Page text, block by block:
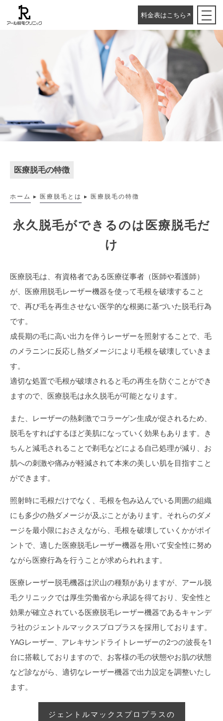
料金表はこちら
医療脱毛の特徴
ホーム ▸ 医療脱毛とは ▸ 医療脱毛の特徴
永久脱毛ができるのは医療脱毛だ
け
医療脱毛は、有資格者である医療従事者（医師や看護師）
が、医療用脱毛レーザー機器を使って毛根を破壊すること
で、再び毛を再生させない医学的な根拠に基づいた脱毛行為
です。
成長期の毛に高い出力を伴うレーザーを照射することで、毛
のメラニンに反応し熱ダメージにより毛根を破壊していきま
す。
適切な処置で毛根が破壊されると毛の再生を防ぐことができ
ますので、医療脱毛は永久脱毛が可能となります。
また、レーザーの熱刺激でコラーゲン生成が促されるため、
脱毛をすればするほど美肌になっていく効果もあります。き
ちんと減毛されることで剃毛などによる自己処理が減り、お
肌への刺激や痛みが軽減されて本来の美しい肌を目指すこと
ができます。
照射時に毛根だけでなく、毛根を包み込んでいる周囲の組織
にも多少の熱ダメージが及ぶことがあります。それらのダメ
ージを最小限におさえながら、毛根を破壊していくかがポイ
ントで、適した医療脱毛レーザー機器を用いて安全性に努め
ながら医療行為を行うことが求められれます。
医療レーザー脱毛機器は沢山の種類がありますが、アール脱
毛クリニックでは厚生労働省から承認を得ており、安全性と
効果が確立されている医療脱毛レーザー機器であるキャンデ
ラ社のジェントルマックスプロプラスを採用しております。
YAGレーザー、アレキサンドライトレーザーの2つの波長を1
台に搭載しておりますので、お客様の毛の状態やお肌の状態
など診ながら、適切なレーザー機器で出力設定を調整いたし
ます。
ジェントルマックスプロプラスの